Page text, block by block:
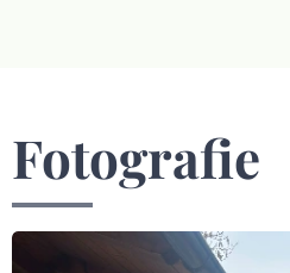
Fotografie